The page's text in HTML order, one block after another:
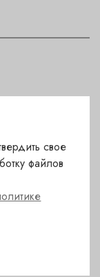
свое
файлов